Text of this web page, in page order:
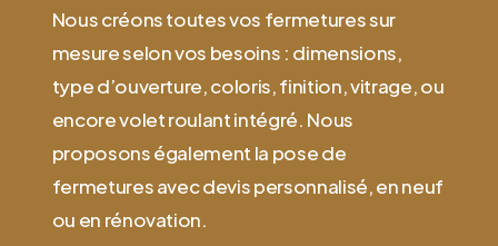
Nous créons toutes vos fermetures sur
mesure selon vos besoins : dimensions,
type d’ouverture, coloris, finition, vitrage, ou
encore volet roulant intégré. Nous
proposons également la pose de
fermetures avec devis personnalisé, en neuf
ou en rénovation.